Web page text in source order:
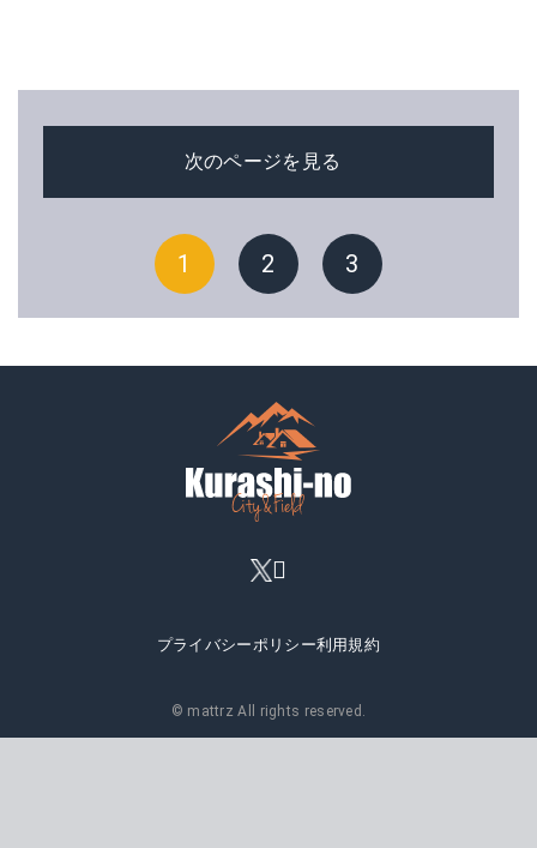
次のページを見る
1 2 3
プライバシーポリシー利用規約
© mattrz All rights reserved.